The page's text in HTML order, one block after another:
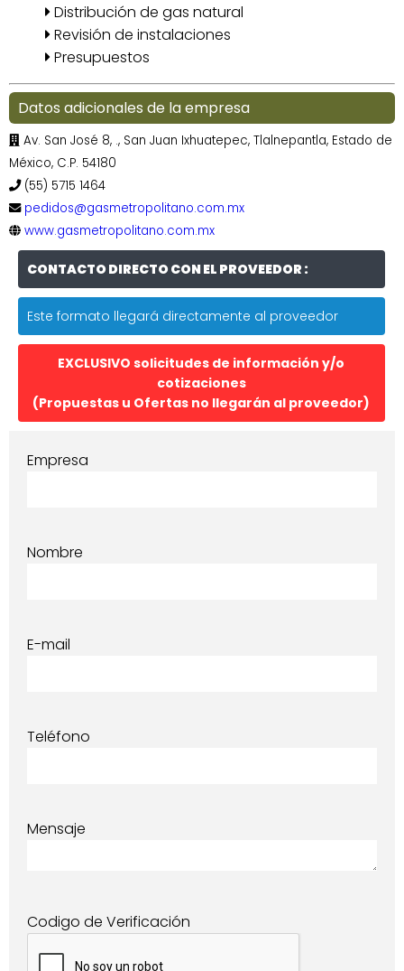
Distribución de gas natural
Revisión de instalaciones
Presupuestos
Datos adicionales de la empresa
Av. San José 8, ., San Juan Ixhuatepec, Tlalnepantla, Estado de
México, C.P. 54180
(55) 5715 1464
pedidos@gasmetropolitano.com.mx
www.gasmetropolitano.com.mx
CONTACTO DIRECTO CON EL PROVEEDOR :
Este formato llegará directamente al proveedor
EXCLUSIVO solicitudes de información y/o
cotizaciones
(Propuestas u Ofertas no llegarán al proveedor)
Empresa
Nombre
E-mail
Teléfono
Mensaje
Codigo de Verificación